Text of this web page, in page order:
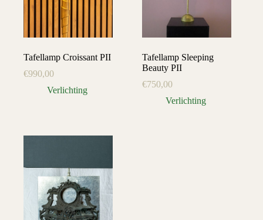
Tafellamp Croissant PII
€990,00
Verlichting
Tafellamp Sleeping
Beauty PII
€750,00
Verlichting